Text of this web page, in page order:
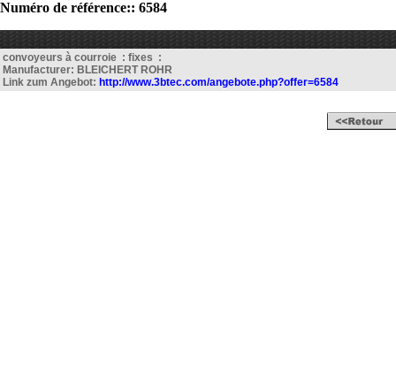
Numéro de référence:: 6584
convoyeurs à courroie : fixes :
Manufacturer: BLEICHERT ROHR
Link zum Angebot: http://www.3btec.com/angebote.php?offer=6584